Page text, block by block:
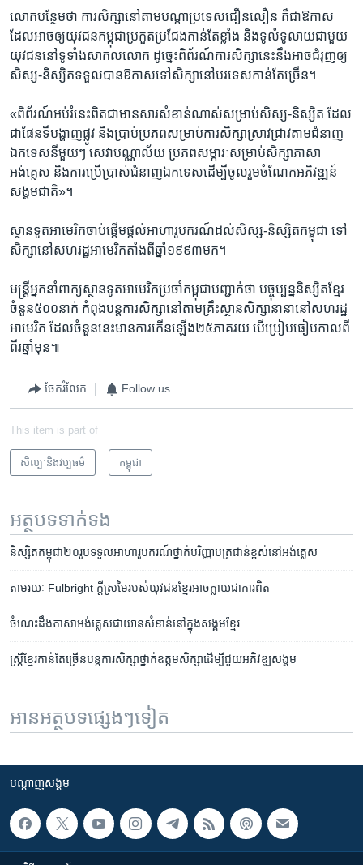
លោក​បន្ថែម​ថា ការ​សិក្សា​នៅ​តាម​បណ្ដា​ប្រទេស​ជឿនលឿន គឺជា​ឱកាស​
ដែល​អាច​ឲ្យ​យុវជន​កម្ពុជា​ប្រកួត​ប្រជែង​កាន់​តែ​ខ្លាំង និង​ទូលំ​ទូលាយ​ជាមួយ​
យុវជន​នៅ​ទូទាំង​សាកល​លោក ដូច្នេះ​ពិព័រណ៍​ការសិក្សា​នេះ​នឹង​អាច​ជំរុញ​ឲ្យ​
សិស្ស-និស្សិត​ទទួល​បាន​ឱកាស​ទៅ​សិក្សា​នៅ​បរទេស​កាន់​តែ​ច្រើន។
«ពិព័រណ៍​អប់រំ​នេះ​ពិត​ជា​មាន​សារសំខាន់​ណាស់​សម្រាប់​សិស្ស-និស្សិត ដែល​
ជា​ផែនទី​បង្ហាញ​ផ្លូវ និង​ប្រាប់​ប្រភព​សម្រាប់​ការ​សិក្សា​ស្រាវជ្រាវ​តាម​ជំនាញ​
ឯកទេស​នីមួយៗ សេវា​បណ្ណាល័យ ប្រភព​សម្ភារៈ​សម្រាប់​សិក្សា​ភាសា​
អង់គ្លេស និង​ការ​ប្រើប្រាស់​ជំនាញ​ឯកទេស​ដើម្បី​ចូលរួម​ចំណែក​អភិវឌ្ឍន៍​
សង្គម​ជាតិ»។
ស្ថានទូត​អាមេរិក​ចាប់​ផ្ដើម​ផ្ដល់​អាហារូបករណ៍​ដល់​សិស្ស-និស្សិត​កម្ពុជា ​ទៅ​
សិក្សា​នៅ​សហរដ្ឋ​អាមេរិក​តាំង​ពី​ឆ្នាំ​១៩៩៣​មក។
មន្ត្រី​អ្នក​នាំ​ពាក្យ​ស្ថានទូត​អាមេរិក​ប្រចាំ​កម្ពុជាបញ្ជាក់​ថា បច្ចុប្បន្ន​និស្សិត​ខ្មែរ​
ចំនួន​៥០០​នាក់ កំពុង​បន្ត​ការសិក្សា​នៅ​តាម​គ្រឹះស្ថាន​សិក្សា​នានា​នៅ​សហរដ្ឋ​
អាមេរិក ដែល​ចំនួននេះ​មានការ​កើន​ឡើង​២៥​ភាគរយ បើ​ប្រៀបធៀប​កាល​ពី​
ពីរ​ឆ្នាំ​មុន៕
ចែករំលែក Follow us
This item is part of
សិល្បៈនិងវប្បធម៌ កម្ពុជា
អត្ថបទ​ទាក់ទង
និស្សិតកម្ពុជា២០រូបទទួលអាហារូបករណ៍ថ្នាក់បរិញ្ញាបត្រជាន់ខ្ពស់នៅអង់គ្លេស
តាម​រយៈ​ Fulbright ក្តី​ស្រមៃ​របស់​យុវជន​ខ្មែរ​អាច​ក្លាយ​ជា​ការពិត
ចំណេះ​ដឹង​ភាសា​អង់គ្លេស​ជា​យាន​សំខាន់​​នៅ​ក្នុង​សង្គម​ខ្មែរ
ស្ត្រី​ខ្មែរ​កាន់​តែ​ច្រើន​បន្ត​ការ​សិក្សា​ថ្នាក់​ឧត្តម​សិក្សា​ដើម្បី​ជួយ​អភិវឌ្ឍ​សង្គម
អានអត្ថបទផ្សេងៗទៀត
បណ្តាញ​សង្គម